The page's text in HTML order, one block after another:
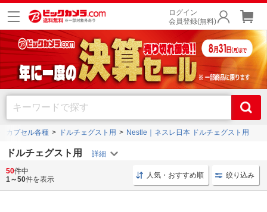
ログイン
会員登録(無料)
カプセル各種 ドルチェグスト用 Nestle｜ネスレ日本 ドルチェグスト用
ドルチェグスト用
ドルチェグスト ネスレ ドルチェグスト専用カプセル ネスレ
50件中
1～50件を表示 人気・おすすめ順 絞り込み